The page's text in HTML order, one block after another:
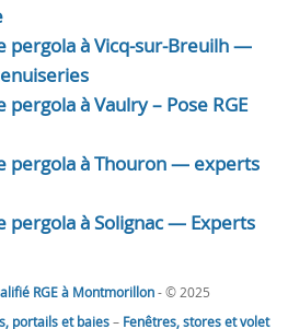
pergola à Vicq-sur-Breuilh —
à Vaulry – Pose RGE
pergola à Thouron — experts
pergola à Solignac — Experts
RGE à Montmorillon- © 2025
portails et baies– Fenêtres, stores et volet